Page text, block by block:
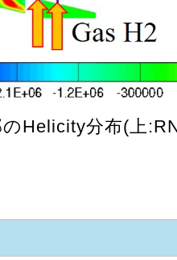
のHelicity分布(上